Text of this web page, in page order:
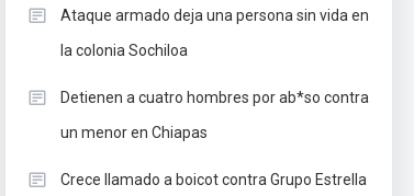
Ataque armado deja una persona sin vida en
la colonia Sochiloa
Detienen a cuatro hombres por ab*so contra
un menor en Chiapas
Crece llamado a boicot contra Grupo Estrella